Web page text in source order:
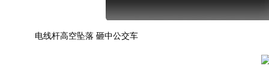
电线杆高空坠落 砸中公交车